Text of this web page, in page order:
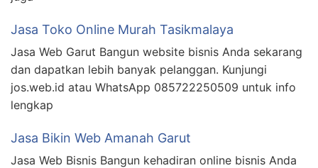
Jasa Toko Online Murah Tasikmalaya
Jasa Web Garut Bangun website bisnis Anda sekarang
dan dapatkan lebih banyak pelanggan. Kunjungi
jos.web.id atau WhatsApp 085722250509 untuk info
lengkap
Jasa Bikin Web Amanah Garut
Jasa Web Bisnis Bangun kehadiran online bisnis Anda